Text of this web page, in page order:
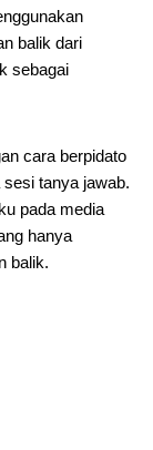
balik dari
sebagai
cara berpidato
tanya jawab.
pada media
hanya
balik.